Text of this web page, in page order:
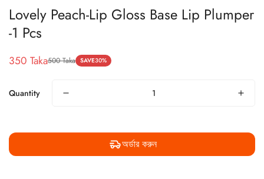
Lovely Peach-Lip Gloss Base Lip Plumper
-1 Pcs
Sale
350 Taka
Regular
500 Taka SAVE30%
Quantity
অর্ডার করুন